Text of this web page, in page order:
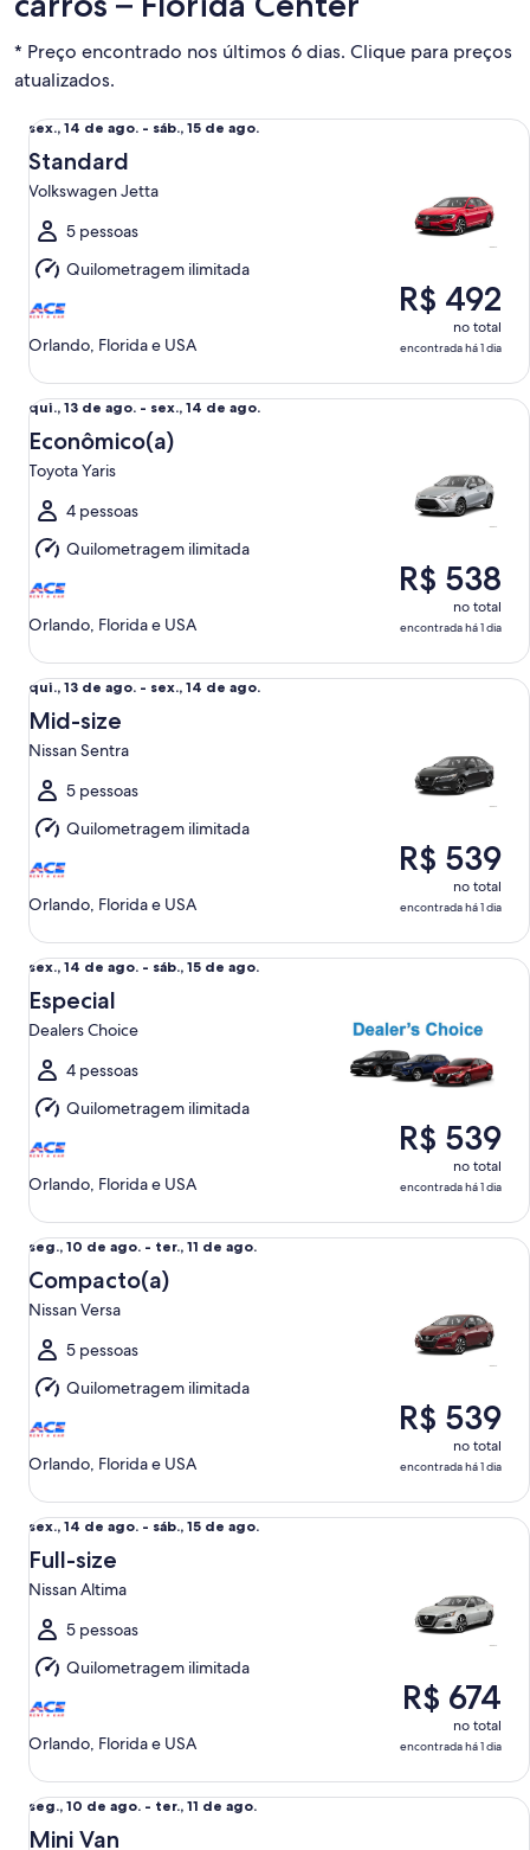
* Preço encontrado nos últimos 6 dias. Clique para preços
atualizados.
sex.,
14
de
ago.
sáb.,
15
de
sex., 14 de ago. - sáb., 15 de ago.
Standard
Volkswagen Jetta
5 pessoas
Quilometragem ilimitada
Orlando, Florida e USA
R$ 492
no total
encontrada há 1 dia
Standard Volkswagen Jetta
qui.,
13
de
ago.
sex.,
14
de
qui., 13 de ago. - sex., 14 de ago.
Econômico(a)
Toyota Yaris
4 pessoas
Quilometragem ilimitada
Orlando, Florida e USA
R$ 538
no total
encontrada há 1 dia
Econômico(a) Toyota Yaris
qui.,
13
de
ago.
sex.,
14
de
qui., 13 de ago. - sex., 14 de ago.
Mid-size
Nissan Sentra
5 pessoas
Quilometragem ilimitada
Orlando, Florida e USA
R$ 539
no total
encontrada há 1 dia
Mid-size Nissan Sentra
sex.,
14
de
ago.
sáb.,
15
de
sex., 14 de ago. - sáb., 15 de ago.
Especial
Dealers Choice
4 pessoas
Quilometragem ilimitada
Orlando, Florida e USA
R$ 539
no total
encontrada há 1 dia
Especial Dealers Choice
seg.,
10
de
ago.
ter.,
11
de
seg., 10 de ago. - ter., 11 de ago.
Compacto(a)
Nissan Versa
5 pessoas
Quilometragem ilimitada
Orlando, Florida e USA
R$ 539
no total
encontrada há 1 dia
Compacto(a) Nissan Versa
sex.,
14
de
ago.
sáb.,
15
de
sex., 14 de ago. - sáb., 15 de ago.
Full-size
Nissan Altima
5 pessoas
Quilometragem ilimitada
Orlando, Florida e USA
R$ 674
no total
encontrada há 1 dia
Full-size Nissan Altima
seg.,
10
seg., 10 de ago. - ter., 11 de ago.
Mini Van
Mini Van Chrysler Voyager